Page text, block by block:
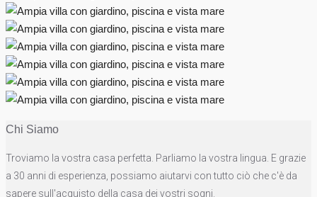
Chi Siamo
Troviamo la vostra casa perfetta. Parliamo la vostra lingua. E grazie
a 30 anni di esperienza, possiamo aiutarvi con tutto ciò che c'è da
sapere sull'acquisto della casa dei vostri sogni.